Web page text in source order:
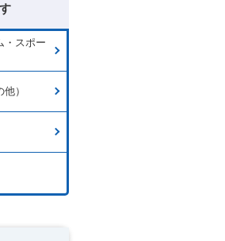
・スポー
）